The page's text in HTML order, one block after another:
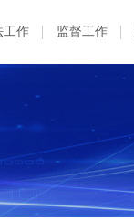
工作 监督工作